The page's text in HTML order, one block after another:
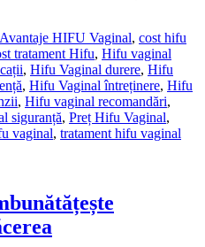
Avantaje HIFU Vaginal, cost hifu
tratament Hifu, Hifu vaginal
, Hifu Vaginal durere, Hifu
, Hifu Vaginal întreținere, Hifu
, Hifu vaginal recomandări,
siguranță, Preț Hifu Vaginal,
vaginal, tratament hifu vaginal